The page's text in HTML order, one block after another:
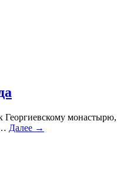
Георгиевскому
Далее →